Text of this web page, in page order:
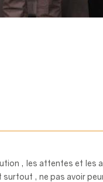
, les attentes et les
, ne pas avoir